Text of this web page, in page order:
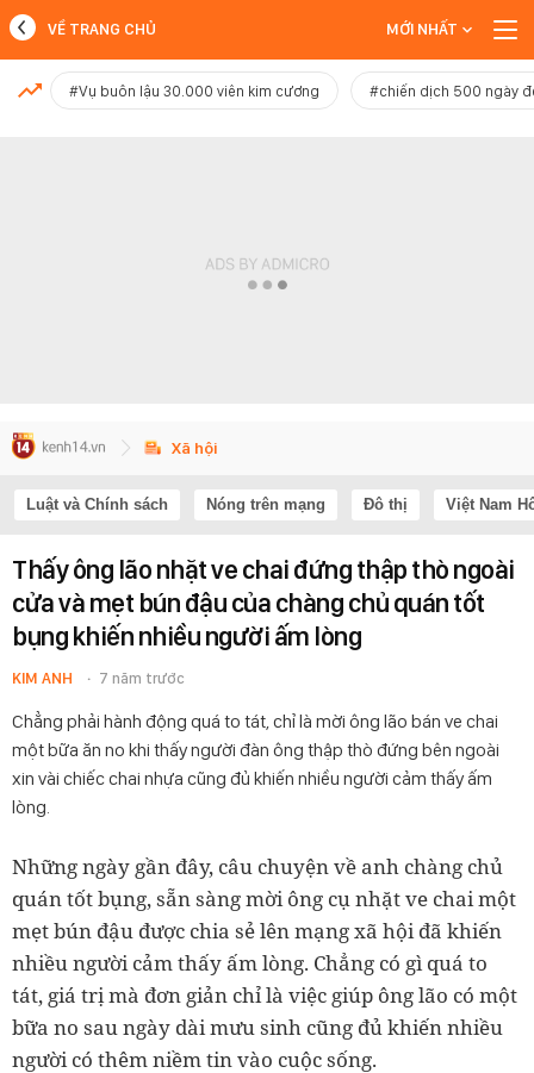
MỚI NHẤT
VỀ TRANG CHỦ MỚI NHẤT
#Vụ buôn lậu 30.000 viên kim cương #chiến dịch 500 ngày
Xã hội
Luật và Chính sách Nóng trên mạng Đô thị Việt Nam
Thấy ông lão nhặt ve chai đứng thập thò ngoài
cửa và mẹt bún đậu của chàng chủ quán tốt
bụng khiến nhiều người ấm lòng
KIM ANH 7 năm trước
Chẳng phải hành động quá to tát, chỉ là mời ông lão bán ve chai
một bữa ăn no khi thấy người đàn ông thập thò đứng bên ngoài
xin vài chiếc chai nhựa cũng đủ khiến nhiều người cảm thấy ấm
lòng.
Những ngày gần đây, câu chuyện về anh chàng chủ
quán tốt bụng, sẵn sàng mời ông cụ nhặt ve chai một
mẹt bún đậu được chia sẻ lên mạng xã hội đã khiến
nhiều người cảm thấy ấm lòng. Chẳng có gì quá to
tát, giá trị mà đơn giản chỉ là việc giúp ông lão có một
bữa no sau ngày dài mưu sinh cũng đủ khiến nhiều
người có thêm niềm tin vào cuộc sống.